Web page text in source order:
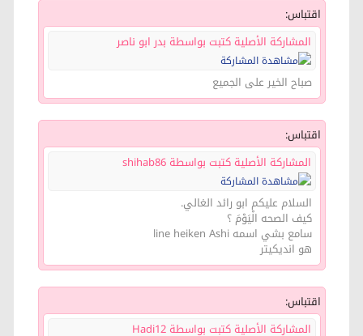
اقتباس:
المشاركة الأصلية كتبت بواسطة بدر ابو ناصر
صباح الخير على الجميع
اقتباس:
المشاركة الأصلية كتبت بواسطة shihab86
السلام عليكم ابو رائد الغالي.
كيف الصحه الْيَوْمَ ؟
سامع بشي اسمه line heiken Ashi
هو انديكيتر
اقتباس:
المشاركة الأصلية كتبت بواسطة Hadi12